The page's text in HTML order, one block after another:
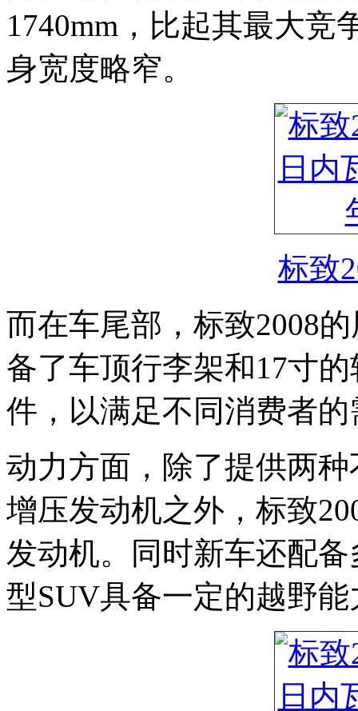
1740mm，比起其最大竞
身宽度略窄。
标致
而在车尾部，标致2008
备了车顶行李架和17寸
件，以满足不同消费者的
动力方面，除了提供两
增压发动机之外，标致
发动机。同时新车还配
型SUV具备一定的越野能